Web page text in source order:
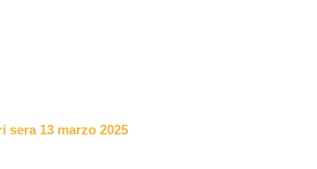
sera 13 marzo 2025